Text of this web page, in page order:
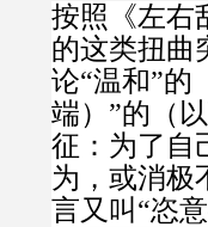
按照《左右
的这类扭曲
论“温和”的
端）”的（
征： 为了自
为，或消极
言又叫“恣